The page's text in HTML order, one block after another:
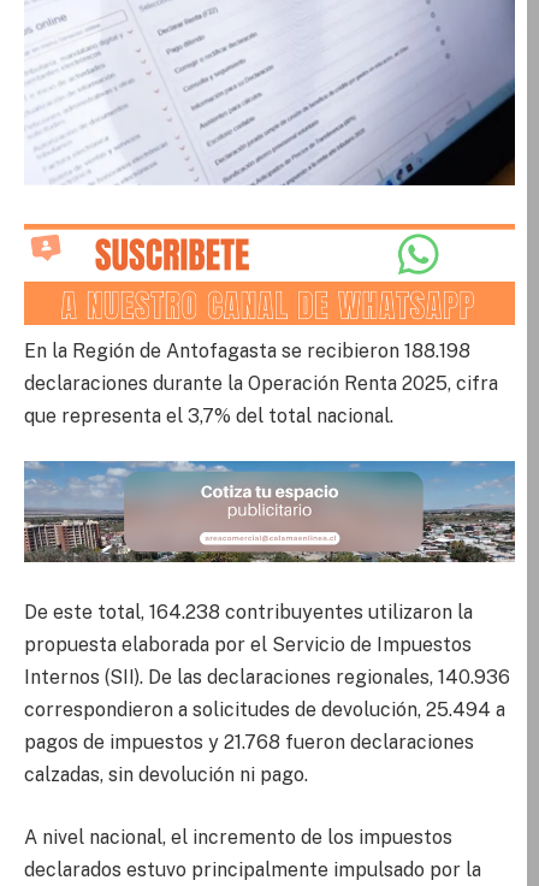
En la Región de Antofagasta se recibieron 188.198
declaraciones durante la Operación Renta 2025, cifra
que representa el 3,7% del total nacional.
De este total, 164.238 contribuyentes utilizaron la
propuesta elaborada por el Servicio de Impuestos
Internos (SII). De las declaraciones regionales, 140.936
correspondieron a solicitudes de devolución, 25.494 a
pagos de impuestos y 21.768 fueron declaraciones
calzadas, sin devolución ni pago.
A nivel nacional, el incremento de los impuestos
declarados estuvo principalmente impulsado por la